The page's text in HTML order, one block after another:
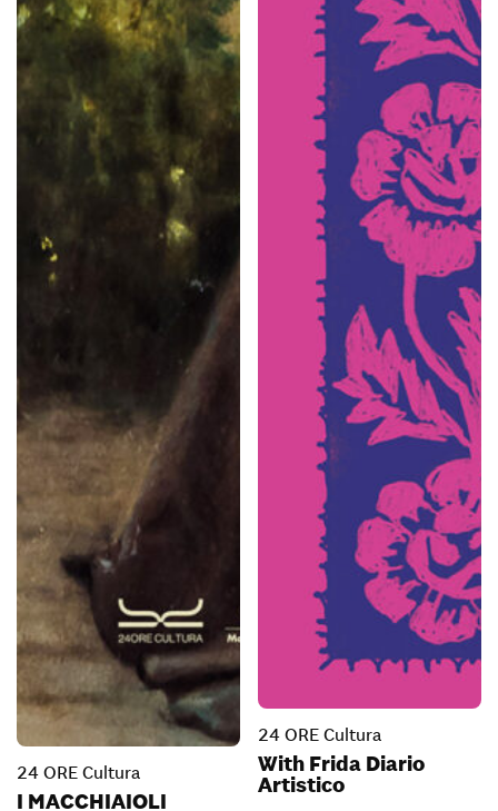
24 ORE Cultura
I MACCHIAIOLI
24 ORE Cultura
With Frida Diario
Artistico